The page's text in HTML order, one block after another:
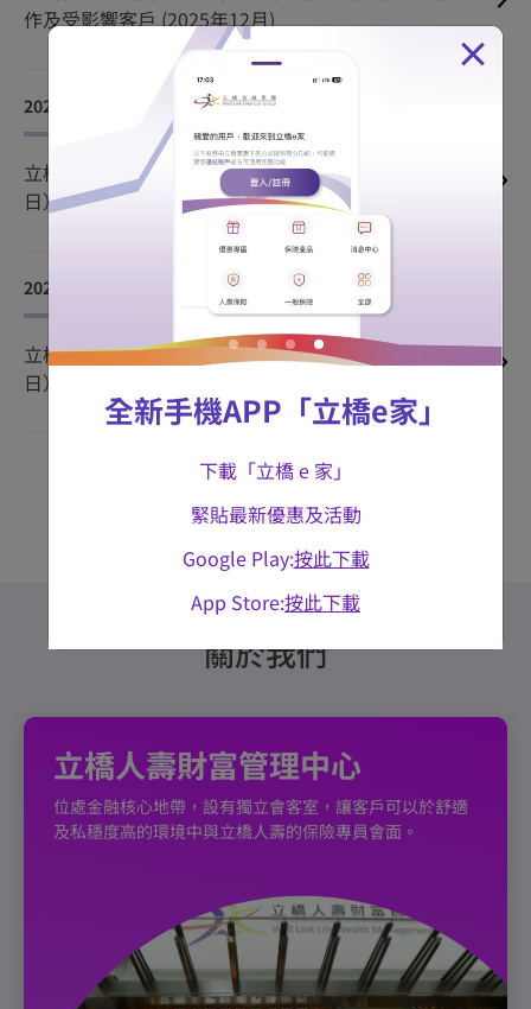
作及受影響客戶 (2025年12月)
2025-05-15
立橋人壽「立橋幸運大抽獎」結果公布（2025年5月15
日）
2024-10-07
立橋財駿薈財富管理中心 隆重開幕（2024年10月7
日）
了解更多
關於我們
立橋人壽財富管理中心
位處金融核心地帶，設有獨立會客室，讓客戶可以於舒適
及私穩度高的環境中與立橋人壽的保險專員會面。
×
喜盈於「息」五年儲蓄守護保 3
優惠期內成功投保可享平均每年保證回報率高達
報價及投保
智選儲蓄保
長達25 年保證現金價值、非保證終期紅利
兼人壽保障及保費折扣
把握機會，立即行動。
旅遊保險計劃
輸入優惠碼“TR2026”即享單次旅遊保險計劃保
立即投保
全新手機APP「立橋e家」
下載「立橋 e 家」
緊貼最新優惠及活動
Google Play:按此下載
App Store:按此下載